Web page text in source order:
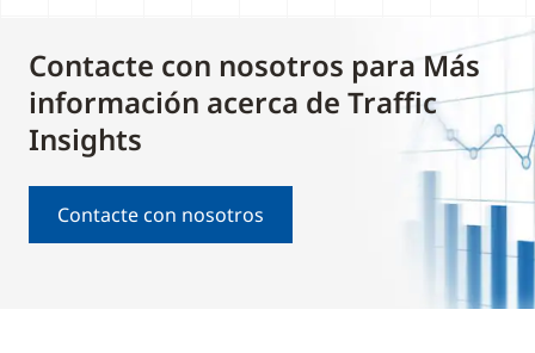
Contacte con nosotros para Más
información acerca de Traffic
Insights
Contacte con nosotros